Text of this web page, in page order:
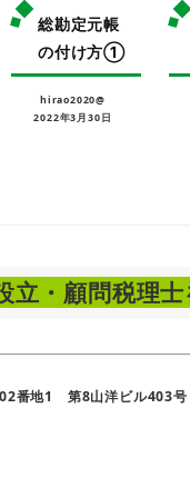
総勘定元帳
の付け方①
hirao2020@
2022年3月30日
立・顧問税理
番地1 第8山洋ビル403